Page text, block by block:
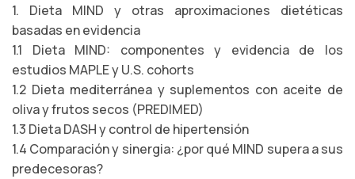
1. Dieta MIND y otras aproximaciones dietéticas
basadas en evidencia
1.1 Dieta MIND: componentes y evidencia de los
estudios MAPLE y U.S. cohorts
1.2 Dieta mediterránea y suplementos con aceite de
oliva y frutos secos (PREDIMED)
1.3 Dieta DASH y control de hipertensión
1.4 Comparación y sinergia: ¿por qué MIND supera a sus
predecesoras?